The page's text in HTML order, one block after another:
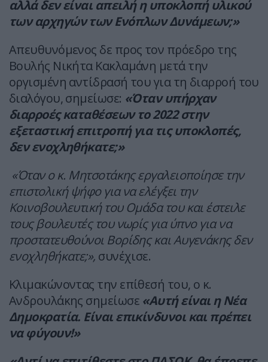
αλλά δεν είναι απειλή η υποκλοπή υλικού
των αρχηγών των Ενόπλων Δυνάμεων;»
Απευθυνόμενος δε προς τον πρόεδρο της
Βουλής Νικήτα Κακλαμάνη μετά την
οργισμένη αντίδρασή του για τη διαρροή του
διαλόγου, σημείωσε: «Όταν υπήρχαν
διαρροές καταθέσεων το 2022 στην
εξεταστική επιτροπή για τις υποκλοπές,
δεν ενοχληθήκατε;»
«Όταν ο κ. Μητσοτάκης εργαλειοποίησε την
επιστολική ψήφο για να ελέγξει την
Κοινοβουλευτική του Ομάδα του και έστειλε
τους βουλευτές του νωρίς για ύπνο για να
προστατευθούνοι Βορίδης και Αυγενάκης δεν
ενοχληθήκατε;», συνέχισε.
Κλιμακώνοντας την επίθεσή του, ο κ.
Ανδρουλάκης σημείωσε «Αυτή είναι η Νέα
Δημοκρατία. Είναι επικίνδυνοι και πρέπει
να φύγουν!»